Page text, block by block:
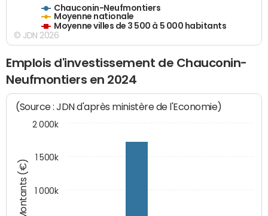
Chauconin-Neufmontiers
Moyenne nationale
Moyenne villes de 3 500 à 5 000 habitants
© JDN 2026
Emplois d'investissement de Chauconin-
Neufmontiers en 2024
Montants (€)
(Source : JDN d'après ministère de l'Economie)
1 000k
1 500k
2 000k